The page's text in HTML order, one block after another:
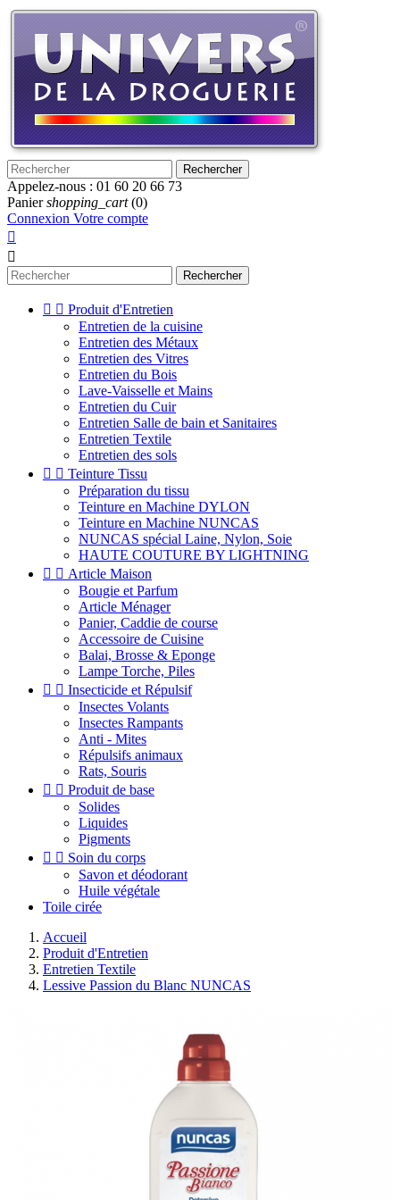
Rechercher
Appelez-nous : 01 60 20 66 73
Panier shopping_cart (0)
Connexion Votre compte


Rechercher
  Produit d'Entretien
Entretien de la cuisine
Entretien des Métaux
Entretien des Vitres
Entretien du Bois
Lave-Vaisselle et Mains
Entretien du Cuir
Entretien Salle de bain et Sanitaires
Entretien Textile
Entretien des sols
  Teinture Tissu
Préparation du tissu
Teinture en Machine DYLON
Teinture en Machine NUNCAS
NUNCAS spécial Laine, Nylon, Soie
HAUTE COUTURE BY LIGHTNING
  Article Maison
Bougie et Parfum
Article Ménager
Panier, Caddie de course
Accessoire de Cuisine
Balai, Brosse & Eponge
Lampe Torche, Piles
  Insecticide et Répulsif
Insectes Volants
Insectes Rampants
Anti - Mites
Répulsifs animaux
Rats, Souris
  Produit de base
Solides
Liquides
Pigments
  Soin du corps
Savon et déodorant
Huile végétale
Toile cirée
Accueil
Produit d'Entretien
Entretien Textile
Lessive Passion du Blanc NUNCAS